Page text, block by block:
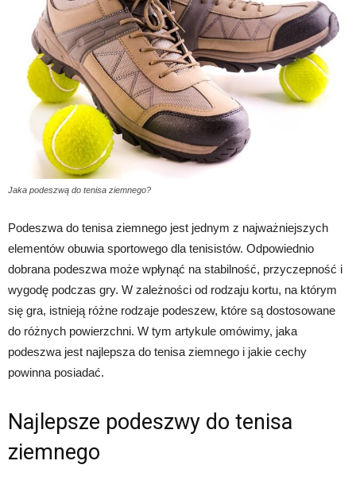
Jaka podeszwą do tenisa ziemnego?
Podeszwa do tenisa ziemnego jest jednym z najważniejszych
elementów obuwia sportowego dla tenisistów. Odpowiednio
dobrana podeszwa może wpłynąć na stabilność, przyczepność i
wygodę podczas gry. W zależności od rodzaju kortu, na którym
się gra, istnieją różne rodzaje podeszew, które są dostosowane
do różnych powierzchni. W tym artykule omówimy, jaka
podeszwa jest najlepsza do tenisa ziemnego i jakie cechy
powinna posiadać.
Najlepsze podeszwy do tenisa
ziemnego